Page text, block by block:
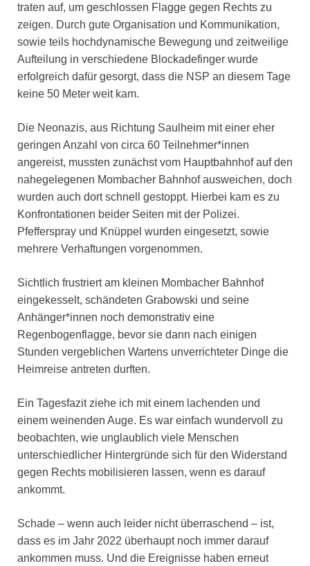
traten auf, um geschlossen Flagge gegen Rechts zu
zeigen. Durch gute Organisation und Kommunikation,
sowie teils hochdynamische Bewegung und zeitweilige
Aufteilung in verschiedene Blockadefinger wurde
erfolgreich dafür gesorgt, dass die NSP an diesem Tage
keine 50 Meter weit kam.
Die Neonazis, aus Richtung Saulheim mit einer eher
geringen Anzahl von circa 60 Teilnehmer*innen
angereist, mussten zunächst vom Hauptbahnhof auf den
nahegelegenen Mombacher Bahnhof ausweichen, doch
wurden auch dort schnell gestoppt. Hierbei kam es zu
Konfrontationen beider Seiten mit der Polizei.
Pfefferspray und Knüppel wurden eingesetzt, sowie
mehrere Verhaftungen vorgenommen.
Sichtlich frustriert am kleinen Mombacher Bahnhof
eingekesselt, schändeten Grabowski und seine
Anhänger*innen noch demonstrativ eine
Regenbogenflagge, bevor sie dann nach einigen
Stunden vergeblichen Wartens unverrichteter Dinge die
Heimreise antreten durften.
Ein Tagesfazit ziehe ich mit einem lachenden und
einem weinenden Auge. Es war einfach wundervoll zu
beobachten, wie unglaublich viele Menschen
unterschiedlicher Hintergründe sich für den Widerstand
gegen Rechts mobilisieren lassen, wenn es darauf
ankommt.
Schade – wenn auch leider nicht überraschend – ist,
dass es im Jahr 2022 überhaupt noch immer darauf
ankommen muss. Und die Ereignisse haben erneut